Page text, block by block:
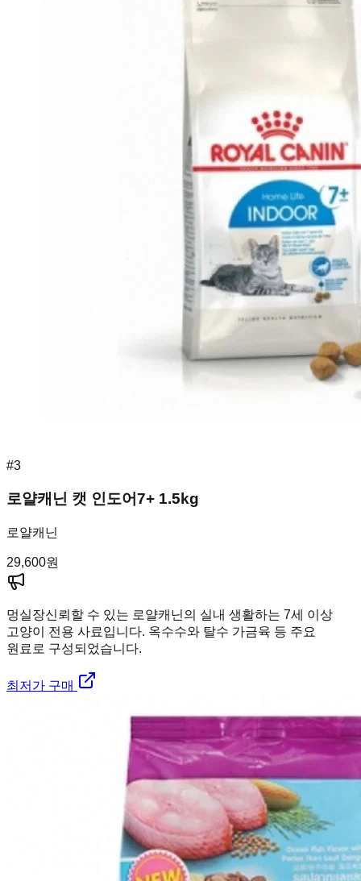
#3
로얄캐닌 캣 인도어7+ 1.5kg
로얄캐닌
29,600원
멍실장신뢰할 수 있는 로얄캐닌의 실내 생활하는 7세 이상
고양이 전용 사료입니다. 옥수수와 탈수 가금육 등 주요
원료로 구성되었습니다.
최저가 구매